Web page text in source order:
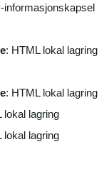
informasjonskapsel
: HTML lokal lagring
: HTML lokal lagring
lokal lagring
lokal lagring